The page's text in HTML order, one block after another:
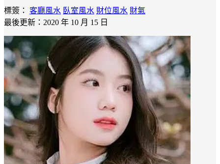
標簽： 客廳風水 臥室風水 財位風水 財氣
最後更新：2020 年 10 月 15 日